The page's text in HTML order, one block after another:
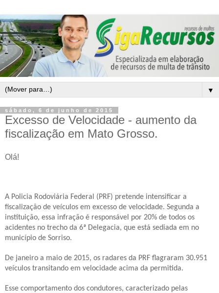
▼
sábado, 6 de junho de 2015
Excesso de Velocidade - aumento da
fiscalização em Mato Grosso.
Olá!
A Policia Rodoviária Federal (PRF) pretende intensificar a
fiscalização de veículos em excesso de velocidade. Segunda a
instituição, essa infração é responsável por 20% de todos os
acidentes no trecho da 6ª Delegacia, que está sediada em no
município de Sorriso.
De janeiro a maio de 2015, os radares da PRF flagraram 30.951
veículos transitando em velocidade acima da permitida.
Esse comportamento dos condutores, caracterizado pelas